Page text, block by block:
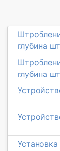
глубина
глубина